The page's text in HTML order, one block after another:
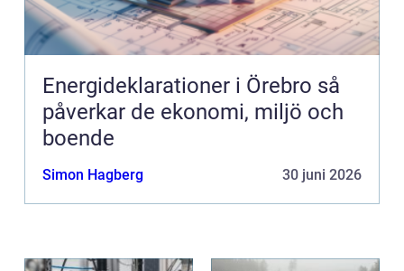
Energideklarationer i Örebro så
påverkar de ekonomi, miljö och
boende
Simon Hagberg 30 juni 2026